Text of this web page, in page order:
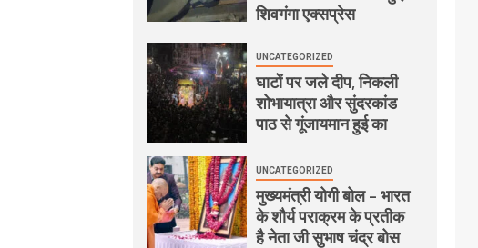
शिवगंगा एक्सप्रेस
UNCATEGORIZED
घाटों पर जले दीप, निकली
शोभायात्रा और सुंदरकांड
पाठ से गूंजायमान हुई का
UNCATEGORIZED
मुख्यमंत्री योगी बोल – भारत
के शौर्य पराक्रम के प्रतीक
है नेता जी सुभाष चंद्र बोस